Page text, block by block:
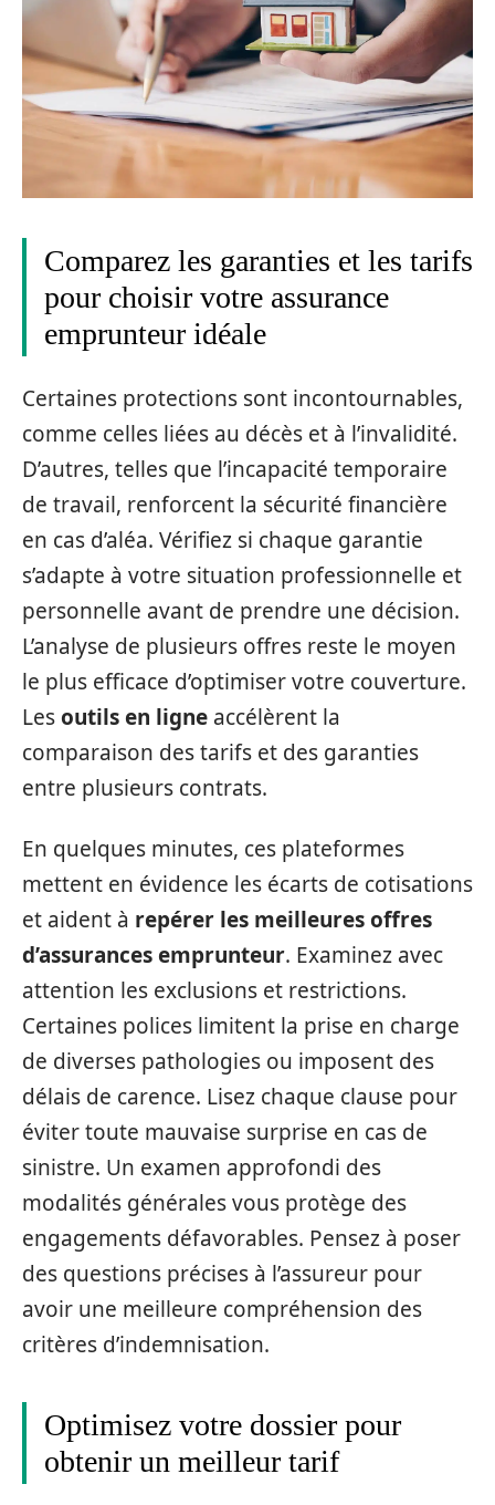
Comparez les garanties et les tarifs
pour choisir votre assurance
emprunteur idéale
Certaines protections sont incontournables,
comme celles liées au décès et à l’invalidité.
D’autres, telles que l’incapacité temporaire
de travail, renforcent la sécurité financière
en cas d’aléa. Vérifiez si chaque garantie
s’adapte à votre situation professionnelle et
personnelle avant de prendre une décision.
L’analyse de plusieurs offres reste le moyen
le plus efficace d’optimiser votre couverture.
Lesoutils en ligne accélèrent la
comparaison des tarifs et des garanties
entre plusieurs contrats.
En quelques minutes, ces plateformes
mettent en évidence les écarts de cotisations
et aident à repérer les meilleures offres
d’assurances emprunteur. Examinez avec
attention les exclusions et restrictions.
Certaines polices limitent la prise en charge
de diverses pathologies ou imposent des
délais de carence. Lisez chaque clause pour
éviter toute mauvaise surprise en cas de
sinistre. Un examen approfondi des
modalités générales vous protège des
engagements défavorables. Pensez à poser
des questions précises à l’assureur pour
avoir une meilleure compréhension des
critères d’indemnisation.
Optimisez votre dossier pour
obtenir un meilleur tarif